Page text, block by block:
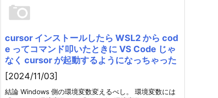
cursor インストールしたら WSL2 から cod
e ってコマンド叩いたときに VS Code じゃ
なく cursor が起動するようになっちゃった
[2024/11/03]
結論 Windows 側の環境変数変えるべし。 環境変数には